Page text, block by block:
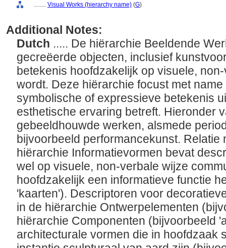
........ Visual Works (hierarchy name) (G)
Additional Notes:
Dutch ..... De hiërarchie Beeldende
gecreëerde objecten, inclusief
betekenis hoofdzakelijk op visuele,
wordt. Deze hiërarchie focust met
symbolische of expressieve betekenis
esthetische ervaring betreft. Hieronder
gebeeldhouwde werken, alsmede
bijvoorbeeld performancekunst. Relatie
hiërarchie Informatievormen bevat
wel op visuele, non-verbale wijze
hoofdzakelijk een informatieve functie
'kaarten'). Descriptoren voor
in de hiërarchie Ontwerpelementen
hiërarchie Componenten (bijvoorbeeld
architecturale vormen die in hoofdzaak